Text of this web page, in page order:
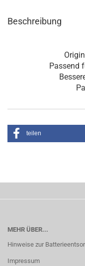
Beschreibung
Passend
teilen
MEHR ÜBER...
Hinweise zur
Impressum